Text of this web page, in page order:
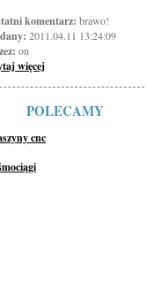
komentarz: brawo!
2011.04.11 13:24:09
on
więcej
POLECAMY
cnc